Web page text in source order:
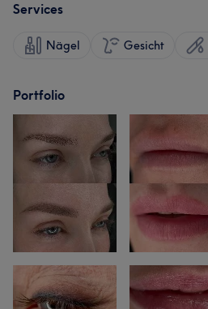
Services
Nägel Gesicht
Portfolio